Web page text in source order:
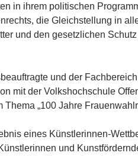
in ihrem politischen
die Gleichstellung in
und den gesetzlichen
und der
mit der Volkshochschule
Thema „100 Jahre
eines Künstlerinnen-
und